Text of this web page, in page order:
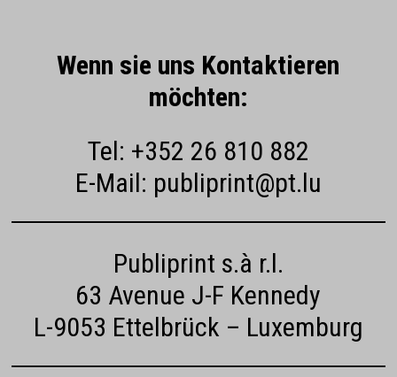
Wenn sie uns Kontaktieren
möchten:
Tel: +352 26 810 882
E-Mail: publiprint@pt.lu
Publiprint s.à r.l.
63 Avenue J-F Kennedy
L-9053 Ettelbrück – Luxemburg